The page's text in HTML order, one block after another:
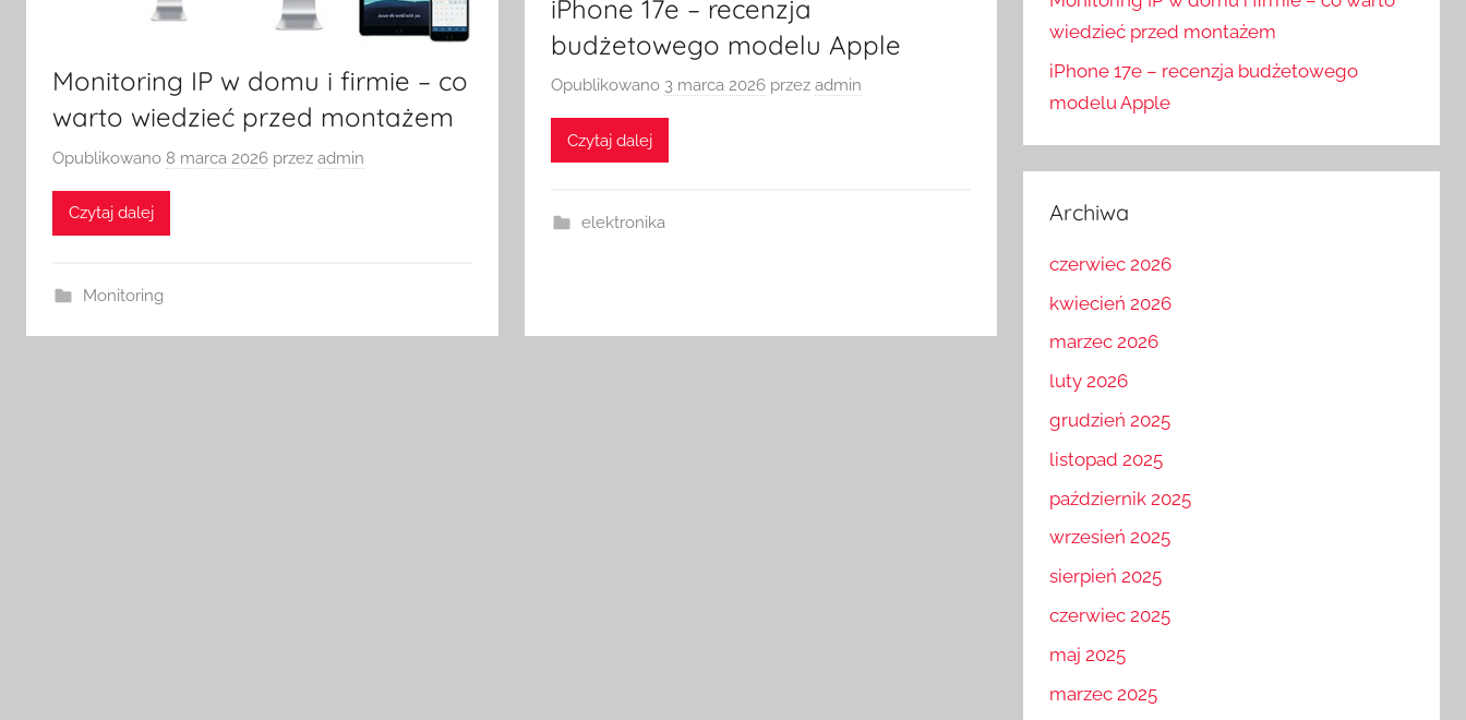
Monitoring IP w domu i firmie – co
warto wiedzieć przed montażem
Opublikowano 8 marca 2026 przez admin
Czytaj dalej
Monitoring
iPhone 17e – recenzja
budżetowego modelu Apple
Opublikowano 3 marca 2026 przezadmin
Czytaj dalej
elektronika
wiedzieć przed montażem
iPhone 17e – recenzja budżetowego
modelu Apple
Archiwa
czerwiec 2026
kwiecień 2026
marzec 2026
luty 2026
grudzień 2025
listopad 2025
październik 2025
wrzesień 2025
sierpień 2025
czerwiec 2025
maj 2025
marzec 2025